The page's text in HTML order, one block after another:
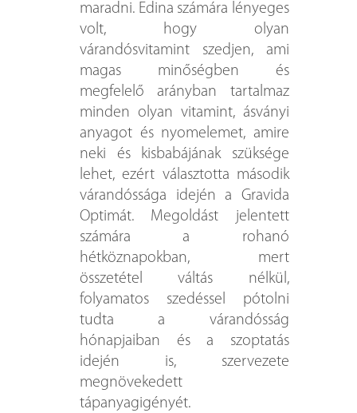
maradni. Edina számára lényeges
volt, hogy olyan
várandósvitamint szedjen, ami
magas minőségben és
megfelelő arányban tartalmaz
minden olyan vitamint, ásványi
anyagot és nyomelemet, amire
neki és kisbabájának szüksége
lehet, ezért választotta második
várandóssága idején a Gravida
Optimát. Megoldást jelentett
számára a rohanó
hétköznapokban, mert
összetétel váltás nélkül,
folyamatos szedéssel pótolni
tudta a várandósság
hónapjaiban és a szoptatás
idején is, szervezete
megnövekedett
tápanyagigényét.